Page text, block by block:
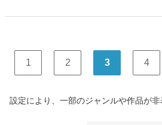
1 2 3 4
設定により、一部のジャンルや作品が